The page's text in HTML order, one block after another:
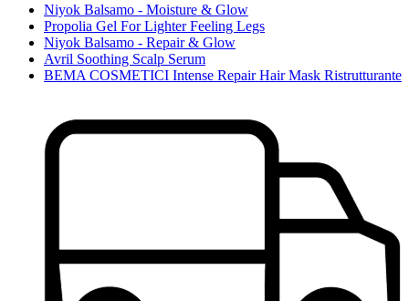
Niyok Balsamo - Moisture & Glow
Propolia Gel For Lighter Feeling Legs
Niyok Balsamo - Repair & Glow
Avril Soothing Scalp Serum
BEMA COSMETICI Intense Repair Hair Mask Ristrutturante